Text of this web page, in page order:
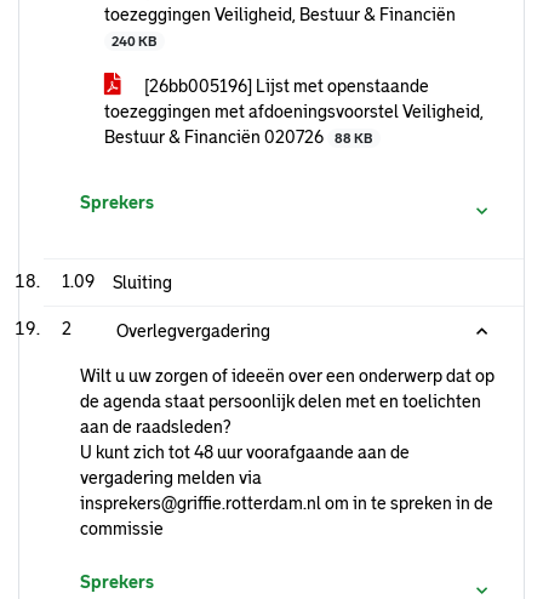
toezeggingen Veiligheid, Bestuur & Financiën
240 KB
[26bb005196] Lijst met openstaande
toezeggingen met afdoeningsvoorstel Veiligheid,
Bestuur & Financiën 020726
88 KB
Sprekers
1.09 Sluiting
2 Overlegvergadering
Wilt u uw zorgen of ideeën over een onderwerp dat op
de agenda staat persoonlijk delen met en toelichten
aan de raadsleden?
U kunt zich tot 48 uur voorafgaande aan de
vergadering melden via
insprekers@griffie.rotterdam.nl om in te spreken in de
commissie
Sprekers